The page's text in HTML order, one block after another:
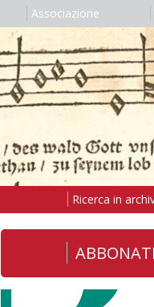
Associazione
Ricerca in